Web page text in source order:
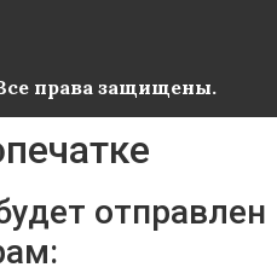
права защищены.
отправлен